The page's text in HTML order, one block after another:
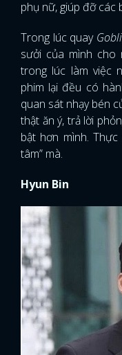
phụ nữ, giúp đỡ các
Trong lúc quay
sưởi của mình cho
trong lúc làm việc
phim lại đều có
quan sát nhạy bén
thật ăn ý, trả lời
bật hơn mình.
tâm” mà.
Hyun Bin